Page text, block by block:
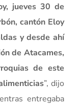
jueves 30 de
cantón Eloy
y desde ahí
de Atacames,
de este
”, dijo
entregaba